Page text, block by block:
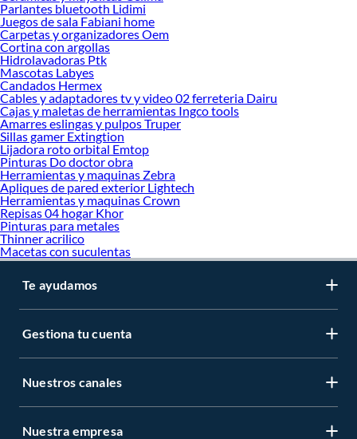
Parlantes bluetooth Lidimi
Juegos de sala Fabiani home
Carpetas y organizadores Oem
Cortina con argollas
Hidrolavadoras Ptk
Mascotas Labyes
Candados Hermex
Cables y adaptadores tv y video 02 ferreteria Dairu
Cajas y maletas de herramientas Ingco tools
Amarres eslingas y pulpos Truper
Sillas gamer Extingtion
Lijadora roto orbital Emtop
Pinturas Do doctor obra
Herramientas y maquinas Zebra
Apliques de pared exterior Lightech
Herramientas y maquinas Crown
Repisas 04 hogar Khor
Pinturas para metales
Thinner acrilico
Macetas con suculentas
Te ayudamos
Gestiona tu cuenta
Nuestros canales
Nuestra empresa